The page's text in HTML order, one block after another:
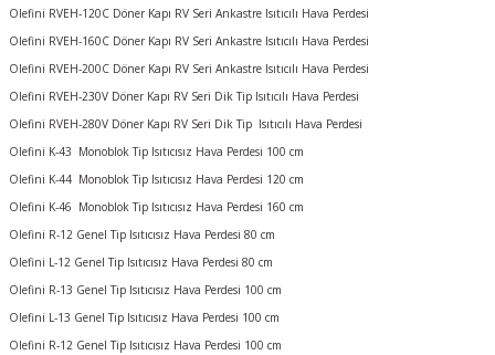
Olefini RVEH-120C Döner Kapı RV Seri Ankastre Isıtıcılı Hava Perdesi
Olefini RVEH-160C Döner Kapı RV Seri Ankastre Isıtıcılı Hava Perdesi
Olefini RVEH-200C Döner Kapı RV Seri Ankastre Isıtıcılı Hava Perdesi
Olefini RVEH-230V Döner Kapı RV Seri Dik Tip Isıtıcılı Hava Perdesi
Olefini RVEH-280V Döner Kapı RV Seri Dik Tip Isıtıcılı Hava Perdesi
Olefini K-43 Monoblok Tip Isıtıcısız Hava Perdesi 100 cm
Olefini K-44 Monoblok Tip Isıtıcısız Hava Perdesi 120 cm
Olefini K-46 Monoblok Tip Isıtıcısız Hava Perdesi 160 cm
Olefini R-12 Genel Tip Isıtıcısız Hava Perdesi 80 cm
Olefini L-12 Genel Tip Isıtıcısız Hava Perdesi 80 cm
Olefini R-13 Genel Tip Isıtıcısız Hava Perdesi 100 cm
Olefini L-13 Genel Tip Isıtıcısız Hava Perdesi 100 cm
Olefini R-12 Genel Tip Isıtıcısız Hava Perdesi 100 cm